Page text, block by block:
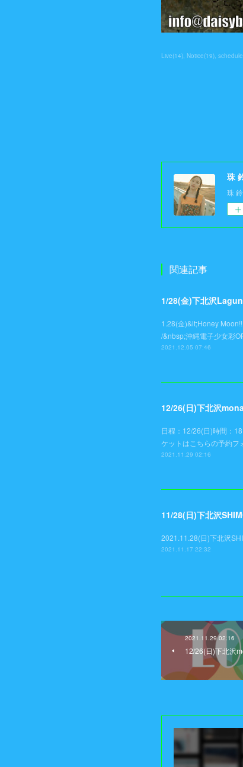
Live(14) Notice(19) schedule
珠
珠
関連記事
1/28(金)下北沢
1.28(金)&lt;Honey
/&nbsp;沖縄電子少女彩
2021.12.05 07:46
12/26(日)下北沢
日程：12/26(日)時間：
ケットはこちらの予約フ
2021.11.29 02:16
11/28(日)下北沢
2021.11.28(日)下北沢
2021.11.17 22:32
2021.11.29 02:16
12/26(日)下北沢